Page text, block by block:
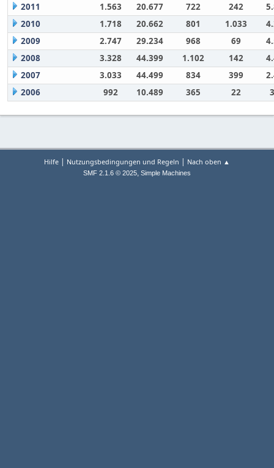
2011
1.563 20.677 722 242
2010
1.718 20.662 801 1.033
2009
2.747 29.234 968 69
2008
3.328 44.399 1.102 142
2007
3.033 44.499 834 399
2006
992 10.489 365 22
Hilfe | Nutzungsbedingungen und Regeln | Nach oben ▲
SMF 2.1.6 © 2025, Simple Machines